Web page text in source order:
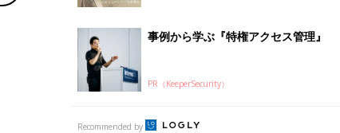
事例から学ぶ『特権アクセス管理』
PR（KeeperSecurity）
Recommended by